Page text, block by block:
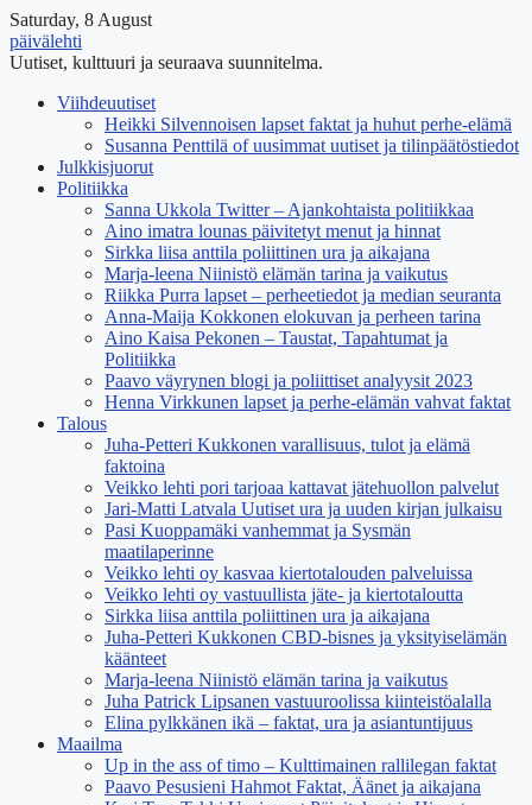
Saturday, 8 August
päivälehti
Uutiset, kulttuuri ja seuraava suunnitelma.
Viihdeuutiset
Heikki Silvennoisen lapset faktat ja huhut perhe-elämä
Susanna Penttilä of uusimmat uutiset ja tilinpäätöstiedot
Julkkisjuorut
Politiikka
Sanna Ukkola Twitter – Ajankohtaista politiikkaa
Aino imatra lounas päivitetyt menut ja hinnat
Sirkka liisa anttila poliittinen ura ja aikajana
Marja-leena Niinistö elämän tarina ja vaikutus
Riikka Purra lapset – perheetiedot ja median seuranta
Anna-Maija Kokkonen elokuvan ja perheen tarina
Aino Kaisa Pekonen – Taustat, Tapahtumat ja
Politiikka
Paavo väyrynen blogi ja poliittiset analyysit 2023
Henna Virkkunen lapset ja perhe-elämän vahvat faktat
Talous
Juha-Petteri Kukkonen varallisuus, tulot ja elämä
faktoina
Veikko lehti pori tarjoaa kattavat jätehuollon palvelut
Jari-Matti Latvala Uutiset ura ja uuden kirjan julkaisu
Pasi Kuoppamäki vanhemmat ja Sysmän
maatilaperinne
Veikko lehti oy kasvaa kiertotalouden palveluissa
Veikko lehti oy vastuullista jäte- ja kiertotaloutta
Sirkka liisa anttila poliittinen ura ja aikajana
Juha-Petteri Kukkonen CBD-bisnes ja yksityiselämän
käänteet
Marja-leena Niinistö elämän tarina ja vaikutus
Juha Patrick Lipsanen vastuuroolissa kiinteistöalalla
Elina pylkkänen ikä – faktat, ura ja asiantuntijuus
Maailma
Up in the ass of timo – Kulttimainen rallilegan faktat
Paavo Pesusieni Hahmot Faktat, Äänet ja aikajana